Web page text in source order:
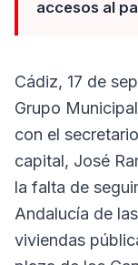
accesos al
Cádiz, 17 de
Grupo
con el
capital, José
la falta de
Andalucía de
viviendas